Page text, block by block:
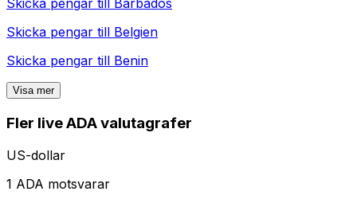
Skicka pengar till
Barbados
Skicka pengar till Belgien
Skicka pengar till Benin
Visa mer
Fler live ADA valutagrafer
US-dollar
1 ADA motsvarar